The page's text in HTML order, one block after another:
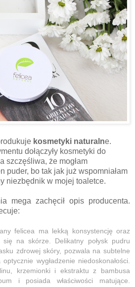
kosmetyki naturalne.
dołączyły kosmetyki do
szczęśliwa, że mogłam
puder, bo tak jak już wspomniałam
niezbędnik w mojej toaletce.
mega zachęcił opis producenta.
felicea ma lekką konsystencję oraz
się na skórze. Delikatny połysk pudru
zdrowej skóry, pozwala na subtelne
wygładzenie niedoskonałości.
krzemionki i ekstraktu z bambusa
i posiada właściwości matujące.